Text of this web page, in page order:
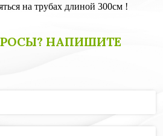
на трубах длиной 300см !
НАПИШИТЕ